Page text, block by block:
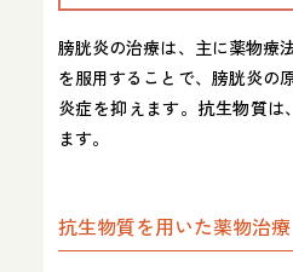
膀胱炎の治療は、主に薬物療
を服用することで、膀胱炎の
炎症を抑えます。抗生物質は
ます。
抗生物質を用いた薬物治療